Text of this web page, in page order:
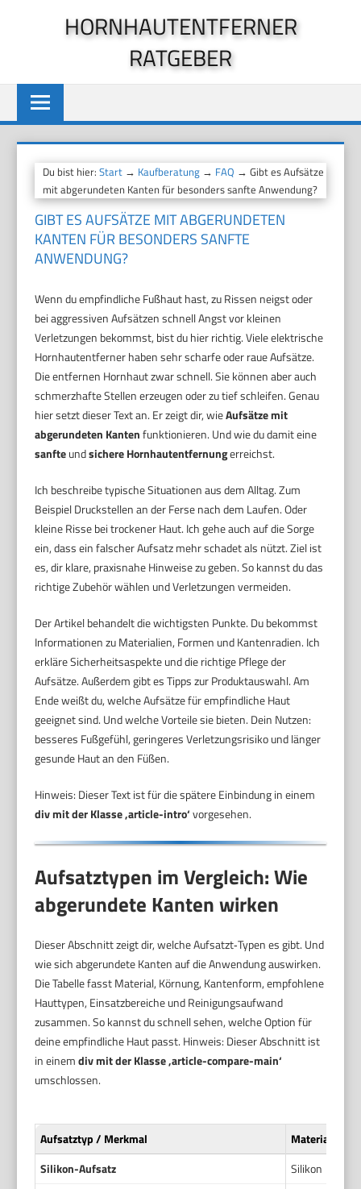
HORNHAUTENTFERNER
RATGEBER
Du bist hier:Start → Kaufberatung → FAQ → Gibt es Aufsätze
mit abgerundeten Kanten für besonders sanfte Anwendung?
GIBT ES AUFSÄTZE MIT ABGERUNDETEN
KANTEN FÜR BESONDERS SANFTE
ANWENDUNG?
Wenn du empfindliche Fußhaut hast, zu Rissen neigst oder
bei aggressiven Aufsätzen schnell Angst vor kleinen
Verletzungen bekommst, bist du hier richtig. Viele elektrische
Hornhautentferner haben sehr scharfe oder raue Aufsätze.
Die entfernen Hornhaut zwar schnell. Sie können aber auch
schmerzhafte Stellen erzeugen oder zu tief schleifen. Genau
hier setzt dieser Text an. Er zeigt dir, wieAufsätze mit
abgerundeten Kantenfunktionieren. Und wie du damit eine
sanfteundsichere Hornhautentfernungerreichst.
Ich beschreibe typische Situationen aus dem Alltag. Zum
Beispiel Druckstellen an der Ferse nach dem Laufen. Oder
kleine Risse bei trockener Haut. Ich gehe auch auf die Sorge
ein, dass ein falscher Aufsatz mehr schadet als nützt. Ziel ist
es, dir klare, praxisnahe Hinweise zu geben. So kannst du das
richtige Zubehör wählen und Verletzungen vermeiden.
Der Artikel behandelt die wichtigsten Punkte. Du bekommst
Informationen zu Materialien, Formen und Kantenradien. Ich
erkläre Sicherheitsaspekte und die richtige Pflege der
Aufsätze. Außerdem gibt es Tipps zur Produktauswahl. Am
Ende weißt du, welche Aufsätze für empfindliche Haut
geeignet sind. Und welche Vorteile sie bieten. Dein Nutzen:
besseres Fußgefühl, geringeres Verletzungsrisiko und länger
gesunde Haut an den Füßen.
Hinweis: Dieser Text ist für die spätere Einbindung in einem
div mit der Klasse ‚article-intro‘vorgesehen.
Aufsatztypen im Vergleich: Wie
abgerundete Kanten wirken
Dieser Abschnitt zeigt dir, welche Aufsatzt‑Typen es gibt. Und
wie sich abgerundete Kanten auf die Anwendung auswirken.
Die Tabelle fasst Material, Körnung, Kantenform, empfohlene
Hauttypen, Einsatzbereiche und Reinigungsaufwand
zusammen. So kannst du schnell sehen, welche Option für
deine empfindliche Haut passt. Hinweis: Dieser Abschnitt ist
in einemdiv mit der Klasse ‚article-compare-main‘
umschlossen.
Aufsatztyp / Merkmal
Material
Silikon-Aufsatz
Silikon